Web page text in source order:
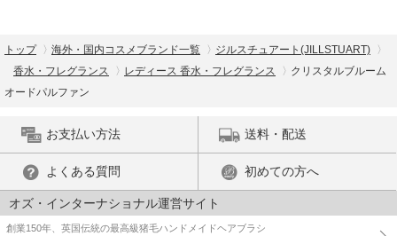
トップ 海外・国内コスメブランド一覧
ジルスチュアート(JILLSTUART)
香水・フレグランス
レディース 香水・フレグランス
クリスタルブルーム
オードパルファン
お支払い方法 送料・配送
よくある質問 初めての方へ
オズ・インターナショナル運営サイト
創業150年、英国伝統の最高級猪毛ハンドメイドヘアブラシ